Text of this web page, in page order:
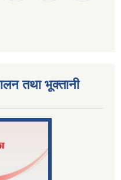
तथा भूक्तानी